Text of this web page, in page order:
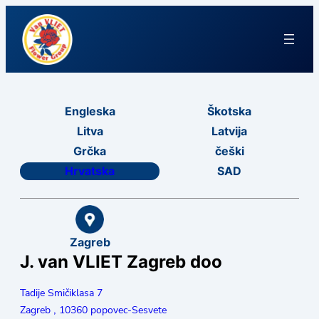
Engleska
Škotska
Litva
Latvija
Grčka
češki
Hrvatska
SAD
Zagreb
J. van VLIET Zagreb doo
Tadije Smičiklasa 7
Zagreb , 10360 popovec-Sesvete